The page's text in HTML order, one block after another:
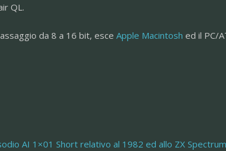
QL.
da 8 a 16 bit, esce Apple Macintosh ed il PC/
AI 1×01 Short relativo al 1982 ed allo ZX Spectrum